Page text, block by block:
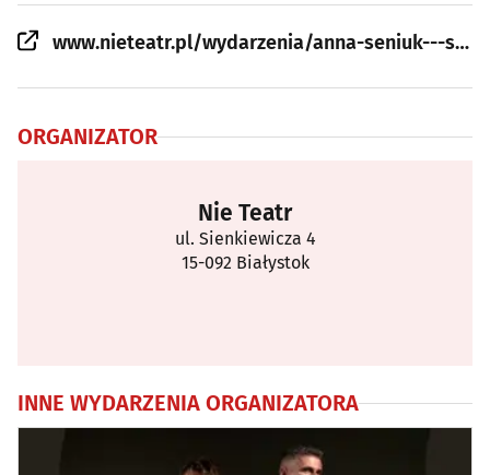
www.nieteatr.pl/wydarzenia/anna-seniuk---stand-up-2
ORGANIZATOR
Nie Teatr
ul. Sienkiewicza 4
15-092 Białystok
INNE WYDARZENIA ORGANIZATORA